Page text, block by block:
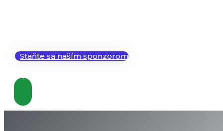
Staňte sa naším sponzorom